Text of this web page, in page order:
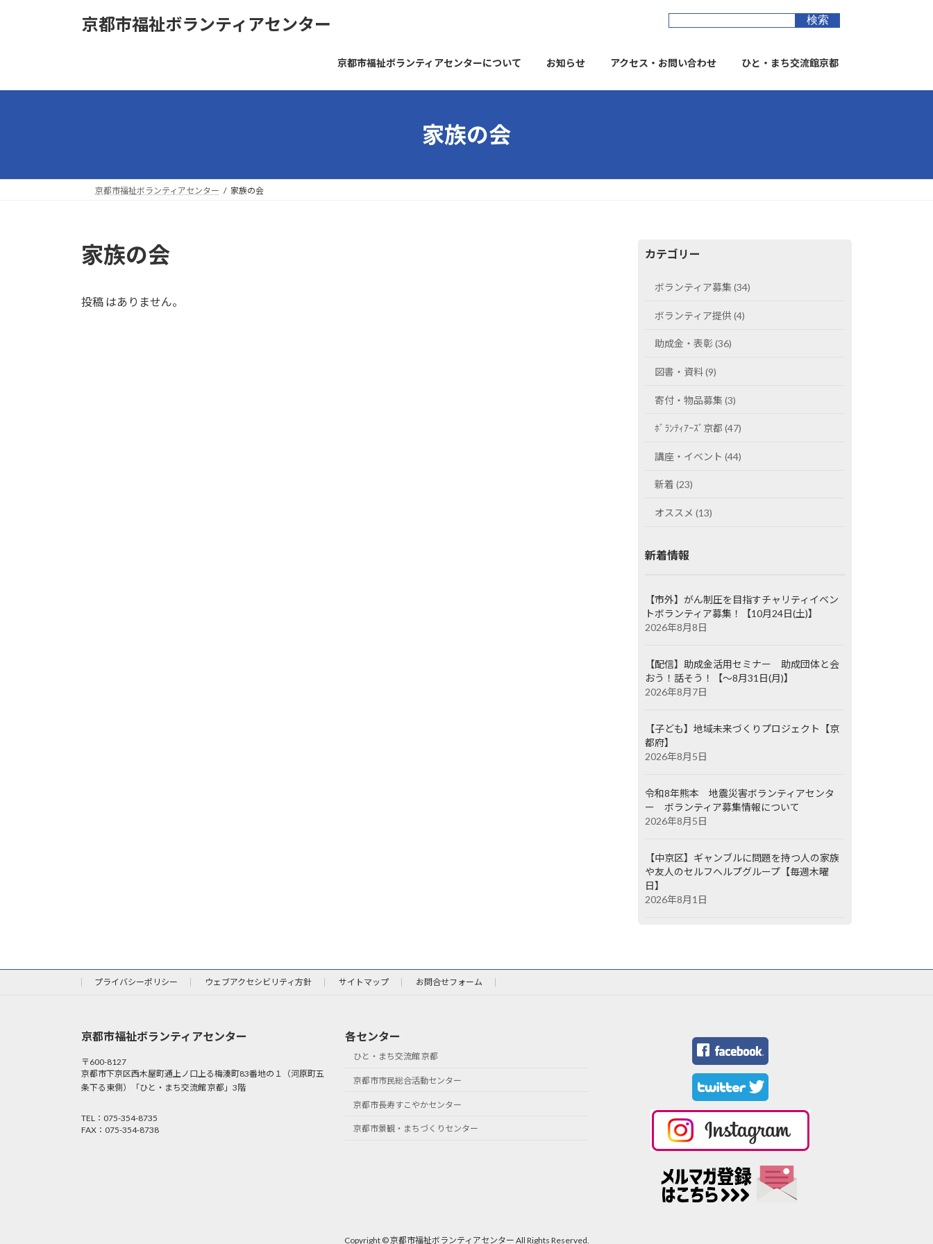
へ
ョ
京都市福祉ボランティアセンター
京都市福祉ボランティアセンターについて お知らせ アクセス・お問い合わせ ひと・まち交流館京都
家族の会
京都市福祉ボランティアセンター 家族の会
家族の会
投稿 はありません。
カテゴリー
ボランティア募集 (34)
ボランティア提供 (4)
助成金・表彰 (36)
図書・資料 (9)
寄付・物品募集 (3)
ﾎﾞﾗﾝﾃｨｱｰｽﾞ京都 (47)
講座・イベント (44)
新着 (23)
オススメ (13)
新着情報
【市外】がん制圧を目指すチャリティイベン
トボランティア募集！【10月24日(土)】
2026年8月8日
【配信】助成金活用セミナー 助成団体と会
おう！話そう！【～8月31日(月)】
2026年8月7日
【子ども】地域未来づくりプロジェクト【京
都府】
2026年8月5日
令和8年熊本 地震災害ボランティアセンタ
ー ボランティア募集情報について
2026年8月5日
【中京区】ギャンブルに問題を持つ人の家族
や友人のセルフヘルプグループ【毎週木曜
日】
2026年8月1日
プライバシーポリシー ウェブアクセシビリティ方針 サイトマップ お問合せフォーム
京都市福祉ボランティアセンター
〒600-8127
京都市下京区西木屋町通上ノ口上る梅湊町83番地の１（河原町五
条下る東側）「ひと・まち交流館 京都」3階
TEL：075-354-8735
FAX：075-354-8738
各センター
ひと・まち交流館 京都
京都市市民総合活動センター
京都市長寿すこやかセンター
京都市景観・まちづくりセンター
Copyright © 京都市福祉ボランティアセンター All Rights Reserved.